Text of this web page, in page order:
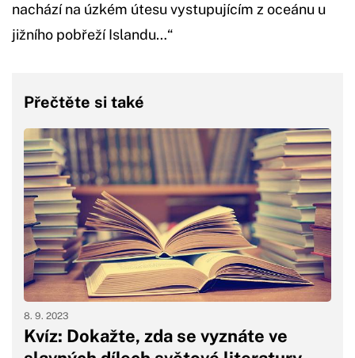
nachází na úzkém útesu vystupujícím z oceánu u
jižního pobřeží Islandu…“
Přečtěte si také
Kvíz: Dokažte, zda se vyznáte ve
8. 9. 2023